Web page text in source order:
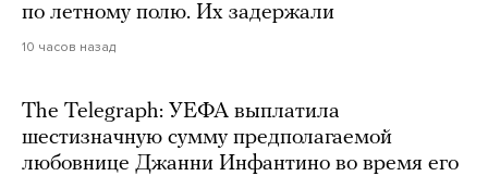
по летному полю. Их задержали
10 часов назад
The Telegraph: УЕФА выплатила
шестизначную сумму предполагаемой
любовнице Джанни Инфантино во время его